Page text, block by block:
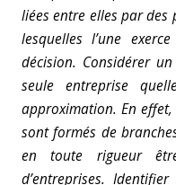
liées entre elles par
lesquelles l’une
décision. Considérer
seule entreprise
approximation. En
sont formés de
en toute rigueur
d’entreprises.